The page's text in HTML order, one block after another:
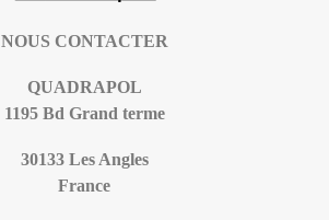
NOUS CONTACTER
QUADRAPOL
1195 Bd Grand terme
30133 Les Angles
France